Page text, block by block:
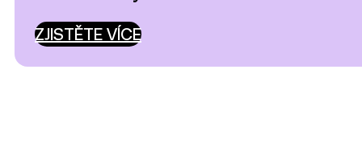
ZJISTĚTE VÍCE